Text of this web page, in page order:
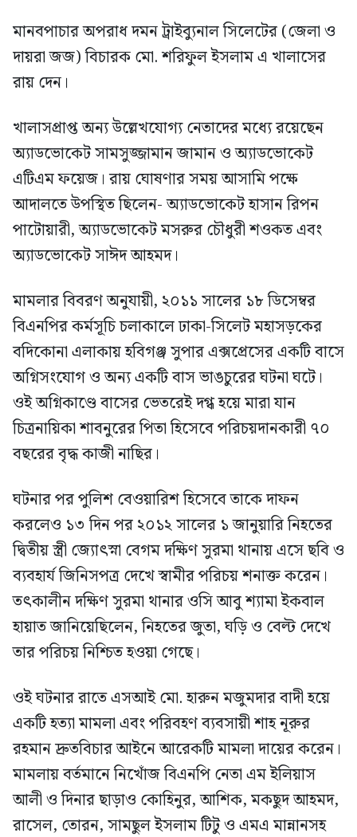
মানবপাচার অপরাধ দমন ট্রাইব্যুনাল সিলেটের (জেলা ও
দায়রা জজ) বিচারক মো. শরিফুল ইসলাম এ খালাসের
রায় দেন।
খালাসপ্রাপ্ত অন্য উল্লেখযোগ্য নেতাদের মধ্যে রয়েছেন
অ্যাডভোকেট সামসুজ্জামান জামান ও অ্যাডভোকেট
এটিএম ফয়েজ। রায় ঘোষণার সময় আসামি পক্ষে
আদালতে উপস্থিত ছিলেন- অ্যাডভোকেট হাসান রিপন
পাটোয়ারী, অ্যাডভোকেট মসরুর চৌধুরী শওকত এবং
অ্যাডভোকেট সাঈদ আহমদ।
মামলার বিবরণ অনুযায়ী, ২০১১ সালের ১৮ ডিসেম্বর
বিএনপির কর্মসূচি চলাকালে ঢাকা-সিলেট মহাসড়কের
বদিকোনা এলাকায় হবিগঞ্জ সুপার এক্সপ্রেসের একটি বাসে
অগ্নিসংযোগ ও অন্য একটি বাস ভাঙচুরের ঘটনা ঘটে।
ওই অগ্নিকাণ্ডে বাসের ভেতরেই দগ্ধ হয়ে মারা যান
চিত্রনায়িকা শাবনুরের পিতা হিসেবে পরিচয়দানকারী ৭০
বছরের বৃদ্ধ কাজী নাছির।
ঘটনার পর পুলিশ বেওয়ারিশ হিসেবে তাকে দাফন
করলেও ১৩ দিন পর ২০১২ সালের ১ জানুয়ারি নিহতের
দ্বিতীয় স্ত্রী জ্যোৎস্না বেগম দক্ষিণ সুরমা থানায় এসে ছবি ও
ব্যবহার্য জিনিসপত্র দেখে স্বামীর পরিচয় শনাক্ত করেন।
তৎকালীন দক্ষিণ সুরমা থানার ওসি আবু শ্যামা ইকবাল
হায়াত জানিয়েছিলেন, নিহতের জুতা, ঘড়ি ও বেল্ট দেখে
তার পরিচয় নিশ্চিত হওয়া গেছে।
ওই ঘটনার রাতে এসআই মো. হারুন মজুমদার বাদী হয়ে
একটি হত্যা মামলা এবং পরিবহণ ব্যবসায়ী শাহ নূরুর
রহমান দ্রুতবিচার আইনে আরেকটি মামলা দায়ের করেন।
মামলায় বর্তমানে নিখোঁজ বিএনপি নেতা এম ইলিয়াস
আলী ও দিনার ছাড়াও কোহিনুর, আশিক, মকছুদ আহমদ,
রাসেল, তোরন, সামছুল ইসলাম টিটু ও এমএ মান্নানসহ